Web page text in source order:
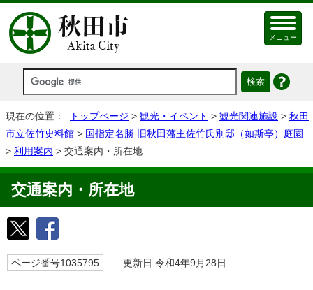
メニュー
現在の位置： トップページ > 観光・イベント > 観光関連施設 > 秋田
市立佐竹史料館 > 国指定名勝 旧秋田藩主佐竹氏別邸（如斯亭）庭園
> 利用案内 > 交通案内・所在地
交通案内・所在地
ページ番号1035795 更新日 令和4年9月28日